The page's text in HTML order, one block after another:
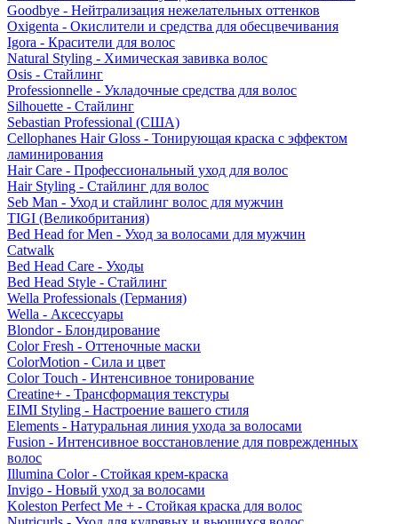
Goodbye - Нейтрализация нежелательных оттенков
Oxigenta - Окислители и средства для обесцвечивания
Igora - Красители для волос
Natural Styling - Химическая завивка волос
Osis - Стайлинг
Professionnelle - Укладочные средства для волос
Silhouette - Стайлинг
Sebastian Professional (США)
Cellophanes Hair Gloss - Тонирующая краска с эффектом
ламинирования
Hair Care - Профессиональный уход для волос
Hair Styling - Стайлинг для волос
Seb Man - Уход и стайлинг волос для мужчин
TIGI (Великобритания)
Bed Head for Men - Уход за волосами для мужчин
Catwalk
Bed Head Care - Уходы
Bed Head Style - Стайлинг
Wella Professionals (Германия)
Wella - Аксессуары
Blondor - Блондирование
Color Fresh - Оттеночные маски
ColorMotion - Сила и цвет
Color Touch - Интенсивное тонирование
Creatine+ - Трансформация текстуры
EIMI Styling - Настроение вашего стиля
Elements - Натуральная линия ухода за волосами
Fusion - Интенсивное восстановление для поврежденных
волос
Illumina Color - Стойкая крем-краска
Invigo - Новый уход за волосами
Koleston Perfect Me + - Стойкая краска для волос